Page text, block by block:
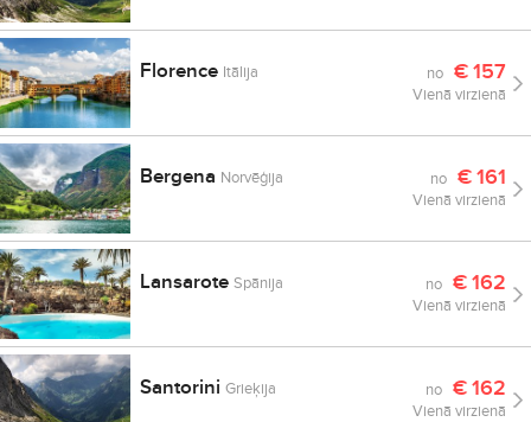
Florence Itālija no €157
Vienā virzienā
Bergena Norvēģija no €161
Vienā virzienā
LansaroteSpānija no €162
Vienā virzienā
SantoriniGrieķija no €162
Vienā virzienā